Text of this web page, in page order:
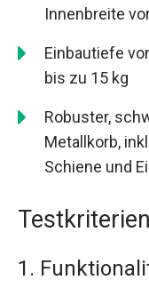
Innenbreite
Einbautiefe
bis zu 15 kg
Robuster,
Metallkorb,
Schiene und
Testkriterien
1.